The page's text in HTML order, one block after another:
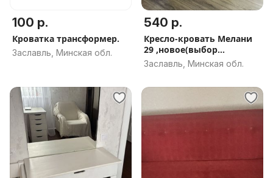
100 р.
Кроватка трансформер.
Заславль, Минская обл.
540 р.
Кресло-кровать Мелани
29 ,новое(выбор
расцветок),доставка по
Заславль, Минская обл.